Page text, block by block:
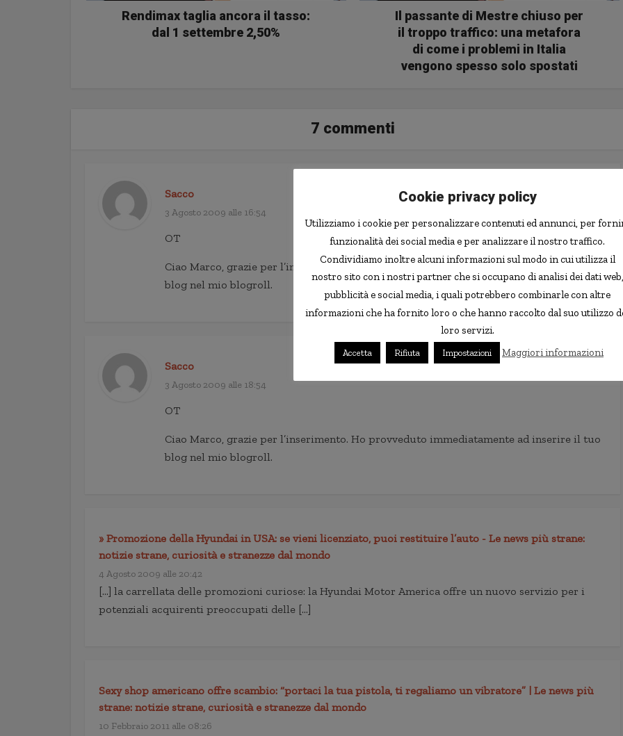
Rendimax taglia ancora il tasso:
dal 1 settembre 2,50%
Il passante di Mestre chiuso per
il troppo traffico: una metafora
di come i problemi in Italia
vengono spesso solo spostati
7 commenti
Sacco
3 Agosto 2009 alle 16:54
OT
Ciao Marco, grazie per l’inserimento. Ho provveduto immediatamente ad inserire il tuo
blog nel mio blogroll.
Sacco
3 Agosto 2009 alle 18:54
OT
Ciao Marco, grazie per l’inserimento. Ho provveduto immediatamente ad inserire il tuo
blog nel mio blogroll.
» Promozione della Hyundai in USA: se vieni licenziato, puoi restituire l’auto - Le news più strane:
notizie strane, curiosità e stranezze dal mondo
4 Agosto 2009 alle 20:42
[…] la carrellata delle promozioni curiose: la Hyundai Motor America offre un nuovo servizio per i
potenziali acquirenti preoccupati delle […]
Sexy shop americano offre scambio: “portaci la tua pistola, ti regaliamo un vibratore” | Le news più
strane: notizie strane, curiosità e stranezze dal mondo
10 Febbraio 2011 alle 08:26
Cookie privacy policy
Utilizziamo i cookie per personalizzare contenuti ed annunci, per
funzionalità dei social media e per analizzare il nostro traffico.
Condividiamo inoltre alcuni informazioni sul modo in cui utilizza il
nostro sito con i nostri partner che si occupano di analisi dei dati web,
pubblicità e social media, i quali potrebbero combinarle con altre
informazioni che ha fornito loro o che hanno raccolto dal suo utilizzo
loro servizi.
Accetta Rifiuta Impostazioni Maggiori informazioni